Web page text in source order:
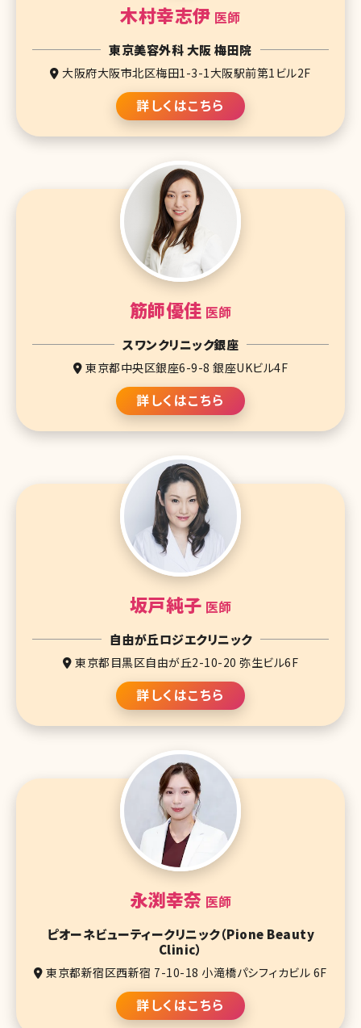
木村幸志伊 医師
東京美容外科 大阪 梅田院
大阪府大阪市北区梅田1-3-1大阪駅前第1ビル2F
詳しくはこちら
筋師優佳 医師
スワンクリニック銀座
東京都中央区銀座6-9-8 銀座UKビル4F
詳しくはこちら
坂戸純子 医師
自由が丘ロジエクリニック
東京都目黒区自由が丘2-10-20 弥生ビル6F
詳しくはこちら
永渕幸奈 医師
ピオーネビューティークリニック（Pione Beauty
Clinic）
東京都新宿区西新宿 7-10-18 小滝橋パシフィカビル 6F
詳しくはこちら